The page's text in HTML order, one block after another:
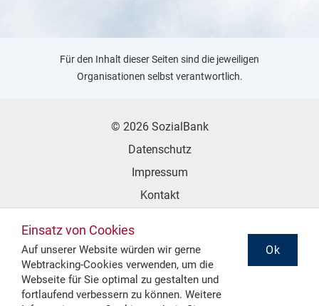
Für den Inhalt dieser Seiten sind die jeweiligen
Organisationen selbst verantwortlich.
© 2026 SozialBank
Datenschutz
Impressum
Kontakt
Folgen Sie uns
Einsatz von Cookies
Auf unserer Website würden wir gerne
Webtracking-Cookies verwenden, um die
Webseite für Sie optimal zu gestalten und
fortlaufend verbessern zu können. Weitere
Ok